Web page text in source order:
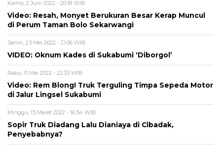
Kamis, 2 Juni 2022 - 20:18 WIB
Video: Resah, Monyet Berukuran Besar Kerap Muncul
di Perum Taman Bolo Sekarwangi
Senin, 23 Mei 2022 - 21:06 WIB
VIDEO: Oknum Kades di Sukabumi ‘Diborgol’
Rabu, 11 Mei 2022 - 22:33 WIB
Video: Rem Blong! Truk Terguling Timpa Sepeda Motor
di Jalur Lingsel Sukabumi
Minggu, 13 Maret 2022 - 16:34 WIB
Sopir Truk Diadang Lalu Dianiaya di Cibadak,
Penyebabnya?